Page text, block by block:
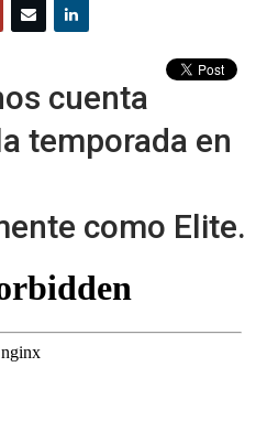
cuenta
temporada en
como Elite.